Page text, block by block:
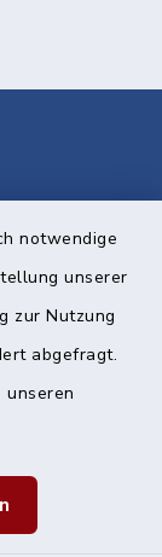
notwendige
unserer
zur Nutzung
abgefragt.